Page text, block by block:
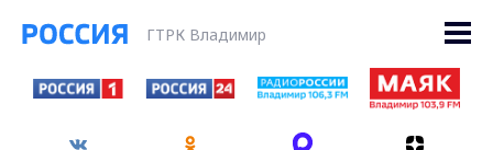
ГТРК Владимир